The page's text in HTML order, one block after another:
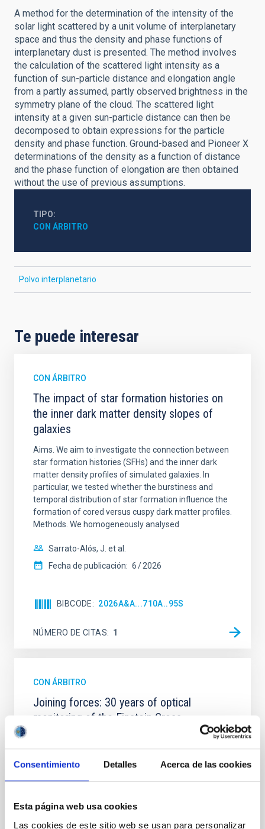
Consentimiento Detalles Acerca de las cookies
Esta página web usa cookies
Las cookies de este sitio web se usan para personalizar
A method for the determination of the intensity of the
solar light scattered by a unit volume of interplanetary
space and thus the density and phase functions of
interplanetary dust is presented. The method involves
the calculation of the scattered light intensity as a
function of sun-particle distance and elongation angle
from a partly assumed, partly observed brightness in the
symmetry plane of the cloud. The scattered light
intensity at a given sun-particle distance can then be
decomposed to obtain expressions for the particle
density and phase function. Ground-based and Pioneer X
determinations of the density as a function of distance
and the phase function of elongation are then obtained
without the use of previous assumptions.
TIPO
CON ÁRBITRO
Polvo interplanetario
Te puede interesar
CON ÁRBITRO
The impact of star formation histories on
the inner dark matter density slopes of
galaxies
Aims. We aim to investigate the connection between
star formation histories (SFHs) and the inner dark
matter density profiles of simulated galaxies. In
particular, we tested whether the burstiness and
temporal distribution of star formation influence the
formation of cored versus cuspy dark matter profiles.
Methods. We homogeneously analysed
Sarrato-Alós, J. et al.
Fecha de publicación: 6 2026
BIBCODE 2026A&A...710A..95S
NÚMERO DE CITAS 1
CON ÁRBITRO
Joining forces: 30 years of optical
monitoring of the Einstein Cross
quadruply-imaged gravitationally lensed quasar QSO
2237+0305, the Einstein Cross, including
technique. This technique uses a region far enough
from the lens system to accurately determine the
sky background level